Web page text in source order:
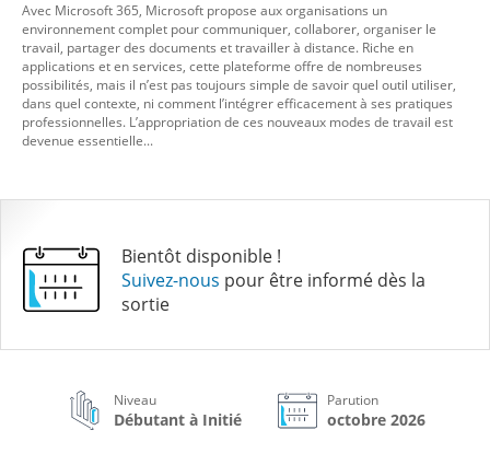
Bientôt disponible !
Suivez-nous pour être informé dès la
sortie
Avec Microsoft 365, Microsoft propose aux organisations un
environnement complet pour communiquer, collaborer, organiser le
travail, partager des documents et travailler à distance. Riche en
applications et en services, cette plateforme offre de nombreuses
possibilités, mais il n’est pas toujours simple de savoir quel outil utiliser,
dans quel contexte, ni comment l’intégrer efficacement à ses pratiques
professionnelles. L’appropriation de ces nouveaux modes de travail est
devenue essentielle...
Niveau
Débutant à Initié
Parution
octobre 2026